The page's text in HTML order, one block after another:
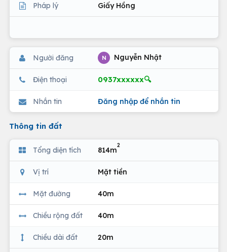
Pháp lý Giấy Hồng
Người đăng N Nguyễn Nhật
Điện thoại 0937xxxxxx🔍
Nhắn tin Đăng nhập để nhắn tin
Thông tin đất
Tổng diện tích 814m
2
Vị trí Mặt tiền
Mặt đường 40m
Chiều rộng đất 40m
Chiều dài đất 20m